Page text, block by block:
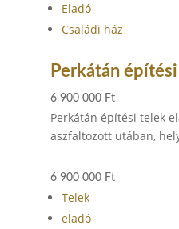
Eladó
Családi ház
Perkátán
6 900 000 Ft
Perkátán építési telek
aszfaltozott utában,
6 900 000 Ft
Telek
eladó